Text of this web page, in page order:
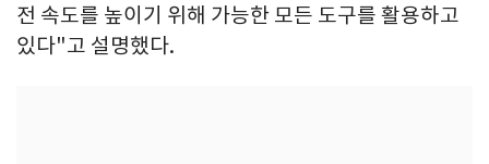
전 속도를 높이기 위해 가능한 모든 도구를 활용하고
있다"고 설명했다.